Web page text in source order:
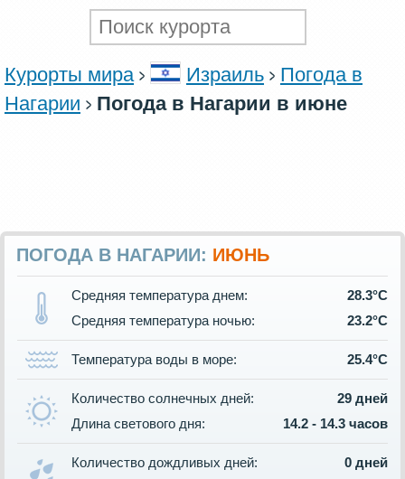
Курорты мира Израиль
Погода в
Нагарии
Погода в Нагарии в июне
ПОГОДА В НАГАРИИ: ИЮНЬ
Средняя температура днем:
28.3°C
Средняя температура ночью:
23.2°C
Температура воды в море: 25.4°C
Количество солнечных дней:
29 дней
Длина светового дня:
14.2 - 14.3 часов
Количество дождливых дней:
0 дней